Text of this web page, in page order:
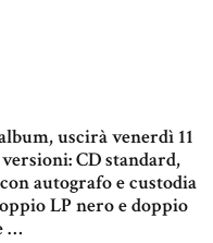
uscirà venerdì 11
CD standard,
autografo e custodia
LP nero e doppio
…